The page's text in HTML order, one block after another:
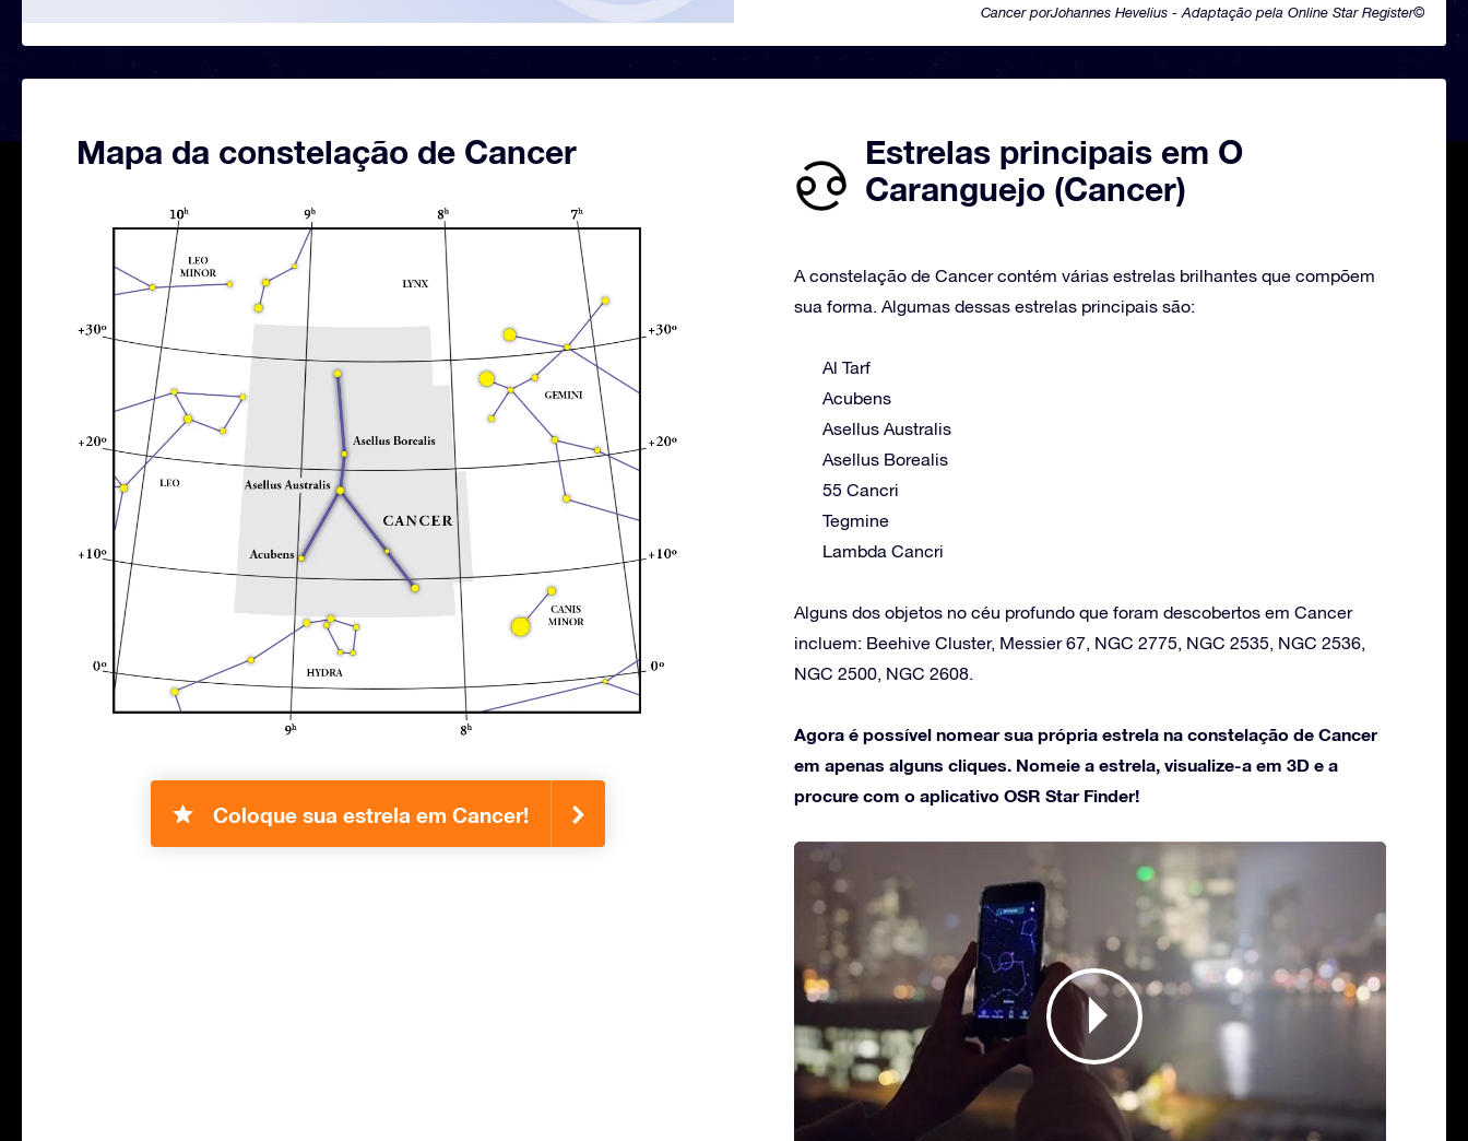
Cancer porJohannes Hevelius - Adaptação pela Online Star Register©
Mapa da constelação de Cancer
Coloque sua estrela em Cancer!
Estrelas principais em O
Caranguejo (Cancer)
A constelação de Cancer contém várias estrelas brilhantes que compõem
sua forma. Algumas dessas estrelas principais são:
Al Tarf
Acubens
Asellus Australis
Asellus Borealis
55 Cancri
Tegmine
Lambda Cancri
Alguns dos objetos no céu profundo que foram descobertos em Cancer
incluem: Beehive Cluster, Messier 67, NGC 2775, NGC 2535, NGC 2536,
NGC 2500, NGC 2608.
Agora é possível nomear sua própria estrela na constelação de Cancer
em apenas alguns cliques. Nomeie a estrela, visualize-a em 3D e a
procure com o aplicativo OSR Star Finder!